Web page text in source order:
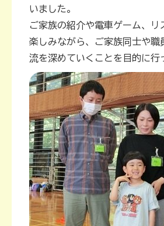
いました。
ご家族の紹介や電車ゲーム、リ
楽しみながら、ご家族同士や職
流を深めていくことを目的に行